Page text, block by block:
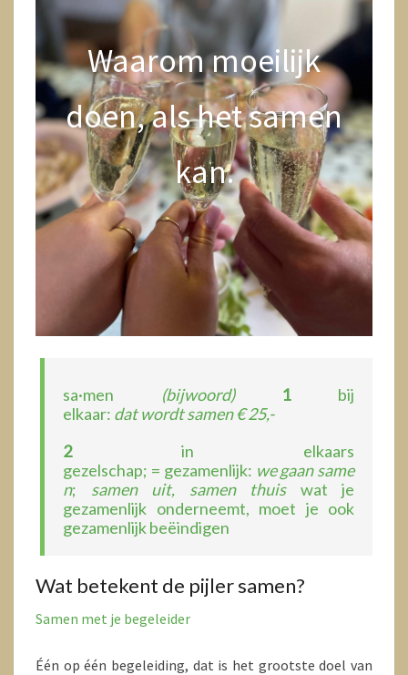
Waarom moeilijk
doen, als het samen
kan.
sa·men (bijwoord) 1bij
elkaar: dat wordt samen € 25,-
2in elkaars
gezelschap; = gezamenlijk: we gaan same
n; samen uit, samen thuis wat je
gezamenlijk onderneemt, moet je ook
gezamenlijk beëindigen
Wat betekent de pijler samen?
Samen met je begeleider
Één op één begeleiding, dat is het grootste doel van